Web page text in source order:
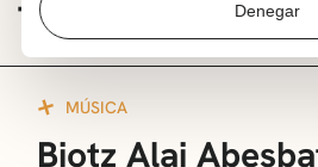
Denegar
TE PUEDE
MÚSICA
Biotz Alai